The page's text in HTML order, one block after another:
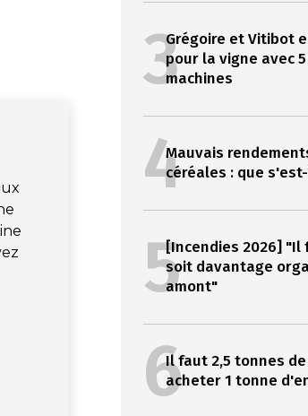
3Grégoire et Vitibot
pour la vigne avec
machines
4Mauvais
céréales : que
5[Incendies 2026] "Il
soit davantage
amont"
6Il faut 2,5 tonnes
acheter 1 tonne